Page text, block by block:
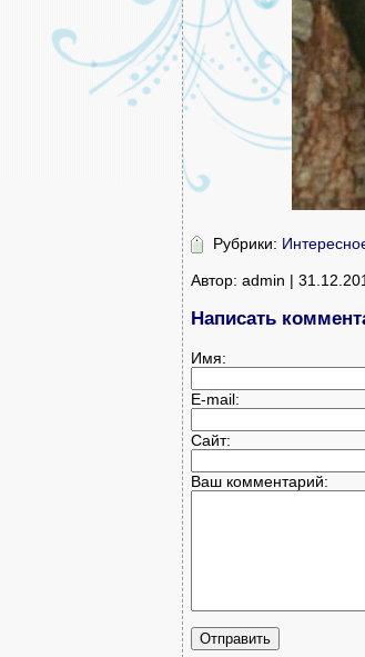
Рубрики:
Автор: admin |
Написать
Имя:
E-mail:
Сайт:
Ваш комментарий: